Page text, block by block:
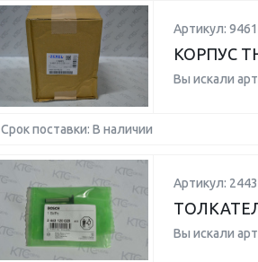
Артикул:
КОРПУС
Вы искали
Срок поставки: В наличии
Артикул:
Вы искали